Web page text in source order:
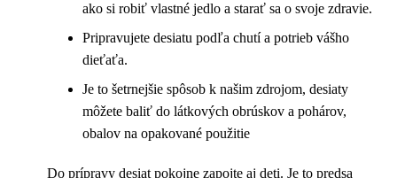
ako si robiť vlastné jedlo a starať sa o svoje zdravie.
Pripravujete desiatu podľa chutí a potrieb vášho
dieťaťa.
Je to šetrnejšie spôsob k našim zdrojom, desiaty
môžete baliť do látkových obrúskov a pohárov,
obalov na opakované použitie
Do prípravy desiat pokojne zapojte aj deti. Je to predsa